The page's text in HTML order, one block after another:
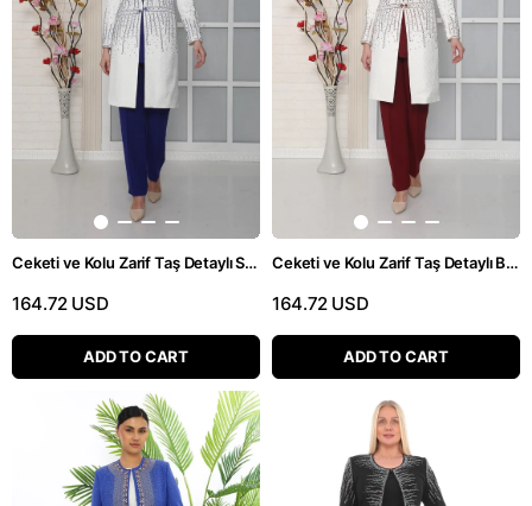
Ceketi ve Kolu Zarif Taş Detaylı Saks Pantolonlu Takım
164.72 USD
ADD TO CART
Ceketi ve Kolu Zarif Taş Detaylı Bordo Pantolonlu Takım
164.72 USD
ADD TO CART